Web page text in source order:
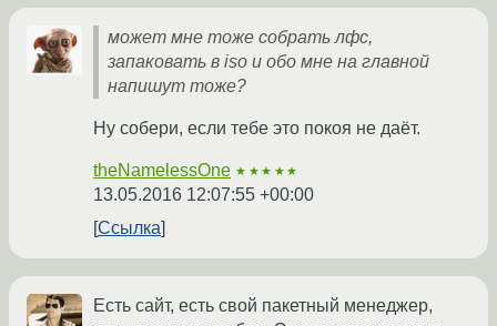
может мне тоже собрать лфс,
запаковать в iso и обо мне на главной
напишут тоже?
Ну собери, если тебе это покоя не даёт.
theNamelessOne ★★★★★
13.05.2016 12:07:55 +00:00
Ссылка
Есть сайт, есть свой пакетный менеджер,